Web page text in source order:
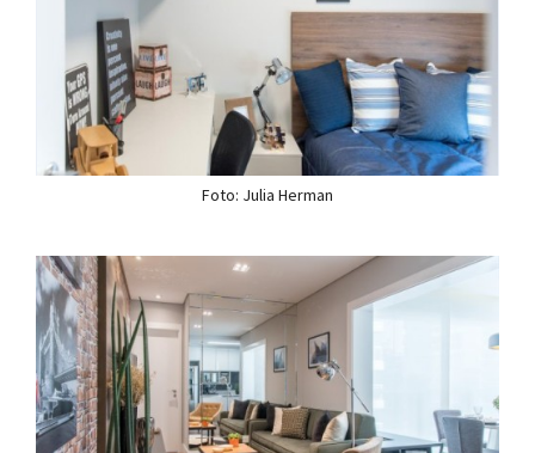
Foto: Julia Herman